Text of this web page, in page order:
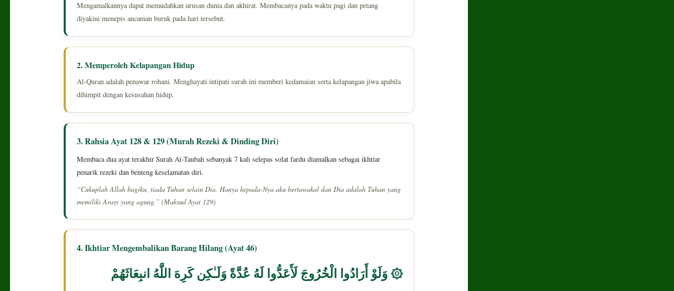
Mengamalkannya dapat memudahkan urusan dunia dan akhirat. Membacanya pada waktu pagi dan petang
diyakini menepis ancaman buruk pada hari tersebut.
2. Memperoleh Kelapangan Hidup
Al-Quran adalah penawar rohani. Menghayati intipati surah ini memberi kedamaian serta kelapangan jiwa apabila
dihimpit dengan kesusahan hidup.
3. Rahsia Ayat 128 & 129 (Murah Rezeki & Dinding Diri)
Membaca dua ayat terakhir Surah At-Taubah sebanyak 7 kali selepas solat fardu diamalkan sebagai ikhtiar
penarik rezeki dan benteng keselamatan diri.
“Cukuplah Allah bagiku, tiada Tuhan selain Dia. Hanya kepada-Nya aku bertawakal dan Dia adalah Tuhan yang
memiliki Arasy yang agung.” (Maksud Ayat 129)
4. Ikhtiar Mengembalikan Barang Hilang (Ayat 46)
۞ وَلَوْ أَرَادُوا الْخُرُوجَ لَأَعَدُّوا لَهُ عُدَّةً وَلَـٰكِن كَرِهَ اللَّهُ انبِعَاثَهُمْ